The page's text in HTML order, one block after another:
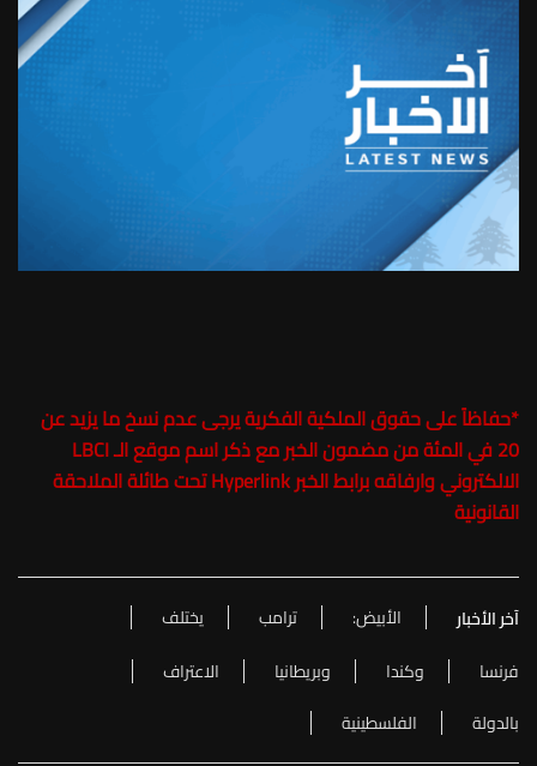
*حفاظاً على حقوق الملكية الفكرية يرجى عدم نسخ ما يزيد عن
20 في المئة من مضمون الخبر مع ذكر اسم موقع الـ LBCI
الالكتروني وارفاقه برابط الخبر Hyperlink تحت طائلة الملاحقة
القانونية
آخر الأخبار الأبيض: ترامب
يختلف
فرنسا
وكندا وبريطانيا
الاعتراف
بالدولة
الفلسطينية